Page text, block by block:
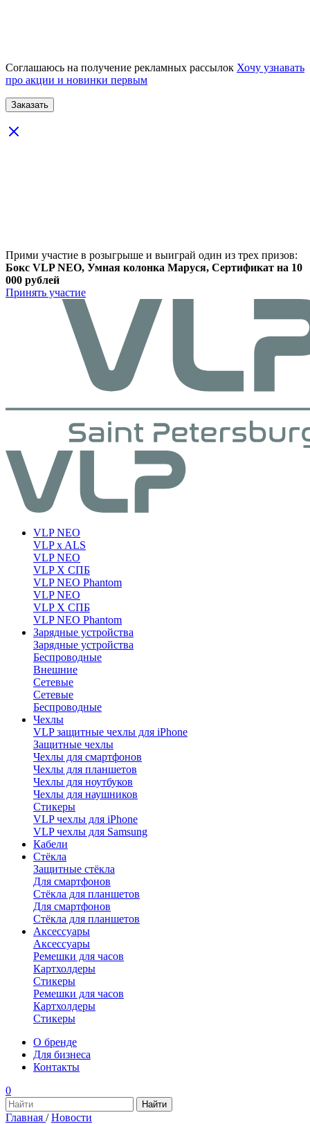
Соглашаюсь на получение рекламных рассылок Хочу узнавать
про акции и новинки первым
Прими участие в розыгрыше и выиграй один из трех призов:
Бокс VLP NEO, Умная колонка Маруся, Сертификат на 10
000 рублей
Принять участие
VLP NEO
VLP x ALS
VLP NEO
VLP X СПБ
VLP NEO Phantom
VLP NEO
VLP X СПБ
VLP NEO Phantom
Зарядные устройства
Зарядные устройства
Беспроводные
Внешние
Сетевые
Сетевые
Беспроводные
Чехлы
VLP защитные чехлы для iPhone
Защитные чехлы
Чехлы для смартфонов
Чехлы для планшетов
Чехлы для ноутбуков
Чехлы для наушников
Стикеры
VLP чехлы для iPhone
VLP чехлы для Samsung
Кабели
Стёкла
Защитные стёкла
Для смартфонов
Стёкла для планшетов
Для смартфонов
Стёкла для планшетов
Аксессуары
Аксессуары
Ремешки для часов
Картхолдеры
Стикеры
Ремешки для часов
Картхолдеры
Стикеры
О бренде
Для бизнеса
Контакты
0
Главная / Новости